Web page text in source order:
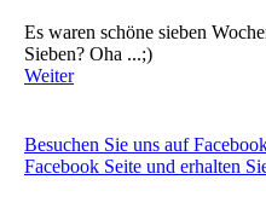
Es waren schöne sieben
Sieben? Oha ...;)
Weiter
Besuchen Sie uns auf
Facebook Seite und erhalten